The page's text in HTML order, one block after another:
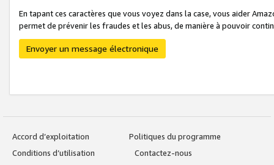
En tapant ces caractères que vous voyez dans la case, vous aider
permet de prévenir les fraudes et les abus, de manière à pouvoir
Envoyer un message électronique
Accord d’exploitation
Politiques du programme
Conditions d’utilisation
Contactez-nous